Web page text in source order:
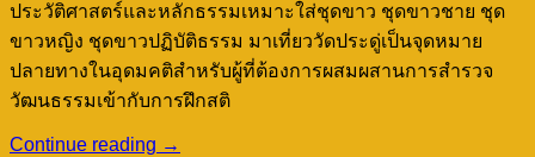
ประวัติศาสตร์และหลักธรรมเหมาะใส่ชุดขาว ชุดขาวชาย ชุด
ขาวหญิง ชุดขาวปฏิบัติธรรม มาเที่ยววัดประดู่เป็นจุดหมาย
ปลายทางในอุดมคติสำหรับผู้ที่ต้องการผสมผสานการสำรวจ
วัฒนธรรมเข้ากับการฝึกสติ
Continue reading →